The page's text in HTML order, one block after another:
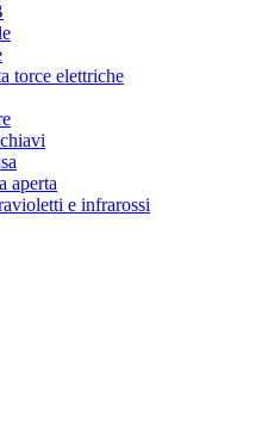
torce elettriche
aperta
e infrarossi